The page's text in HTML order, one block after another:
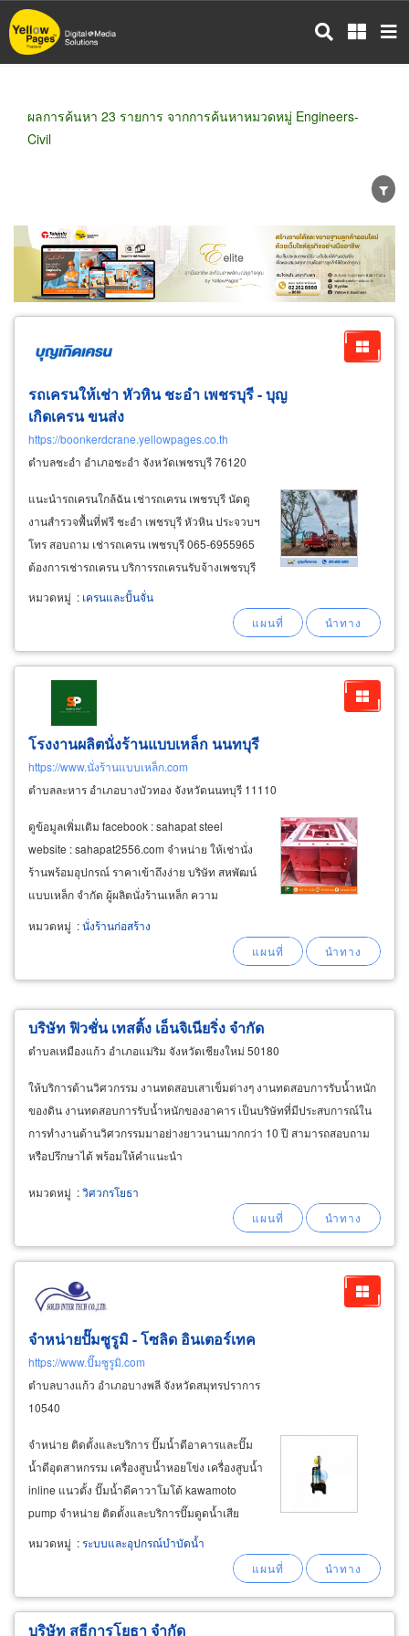
ข้าม
ไป
ผลการค้นหา 23 รายการ จากการค้นหาหมวดหมู่ Engineers-
Civil
ขายส่ง ขายปลีก ผู้ผลิต
ตัวแทนจัดจำหน่าย
ผู้ส่งออก/นำเข้า
ธุรกิจบริการ
รถเครนให้เช่า หัวหิน ชะอำ เพชรบุรี - บุญ
เกิดเครน ขนส่ง
https://boonkerdcrane.yellowpages.co.th
ตำบลชะอำ อำเภอชะอำ จังหวัดเพชรบุรี 76120
แนะนำรถเครนใกล้ฉัน เช่ารถเครน เพชรบุรี นัดดู
งานสำรวจพื้นที่ฟรี ชะอำ เพชรบุรี หัวหิน ประจวบฯ
โทร สอบถาม เช่ารถเครน เพชรบุรี 065-6955965
ต้องการเช่ารถเครน บริการรถเครนรับจ้างเพชรบุรี
เรามีรถเครนรับจ้าง ขนาด 20 ตัน, 25 ตัน, 30 ตัน
และ 50 ตัน ทั้ง kato และ tadano รถเครนทุกคันมี
วิศวกร
หมวดหมู่ : เครนและปั้นจั่น
โรงงานผลิตนั่งร้านแบบเหล็ก นนทบุรี
https://www.นั่งร้านแบบเหล็ก.com
ตำบลละหาร อำเภอบางบัวทอง จังหวัดนนทบุรี 11110
ดูข้อมูลเพิ่มเติม facebook : sahapat steel
website : sahapat2556.com จำหน่าย ให้เช่านั่ง
ร้านพร้อมอุปกรณ์ ราคาเข้าถึงง่าย บริษัท สหพัฒน์
แบบเหล็ก จำกัด ผู้ผลิตนั่งร้านเหล็ก ความ
เชี่ยวชาญกว่า 10 ปี มีจำหน่ายและให้เช่านั่งร้าน
ได้คุณภาพ มาตรฐานปลอดภัย พร้อมบริการจัดส่ง
หมวดหมู่ :นั่งร้านก่อสร้าง
บริษัท ฟิวชั่น เทสติ้ง เอ็นจิเนียริ่ง จำกัด
ตำบลเหมืองแก้ว อำเภอแม่ริม จังหวัดเชียงใหม่ 50180
ให้บริการด้านวิศวกรรม งานทดสอบเสาเข็มต่างๆ งานทดสอบการรับน้ำหนัก
ของดิน งานทดสอบการรับน้ำหนักของอาคาร เป็นบริษัทที่มีประสบการณ์ใน
การทำงานด้านวิศวกรรมมาอย่างยาวนานมากกว่า 10 ปี สามารถสอบถาม
หรือปรึกษาได้ พร้อมให้คำแนะนำ
หมวดหมู่ :วิศวกรโยธา
จำหน่ายปั๊มซูรูมิ - โซลิด อินเตอร์เทค
https://www.ปั๊มซูรูมิ.com
ตำบลบางแก้ว อำเภอบางพลี จังหวัดสมุทรปราการ
10540
จำหน่าย ติดตั้งและบริการ ปั๊มน้ำดีอาคารและปั๊ม
น้ำดีอุตสาหกรรม เครื่องสูบน้ำหอยโข่ง เครื่องสูบน้ำ
inline แนวตั้ง ปั๊มน้ำดีคาวาโมโต้ kawamoto
pump จำหน่าย ติดตั้งและบริการปั๊มดูดน้ำเสีย
อาคารและปั๊มดูดน้ำเสียอุตสาหกรรม ปั๊มดูดน้ำเสีย-
ดูดโคลน ปั๊มซับเมอร์สซูรูมิ tsurumi submersible
หมวดหมู่ :ระบบและอุปกรณ์บำบัดน้ำ
บริษัท สุธีการโยธา จำกัด